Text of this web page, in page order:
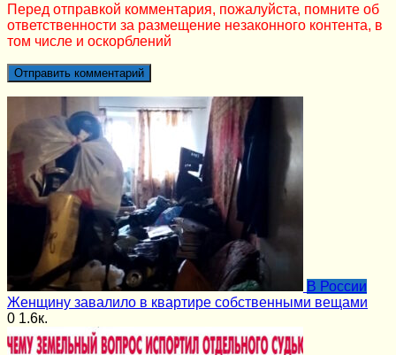
Перед отправкой комментария, пожалуйста, помните об
ответственности за размещение незаконного контента, в
том числе и оскорблений
В России
Женщину завалило в квартире собственными вещами
0 1.6к.